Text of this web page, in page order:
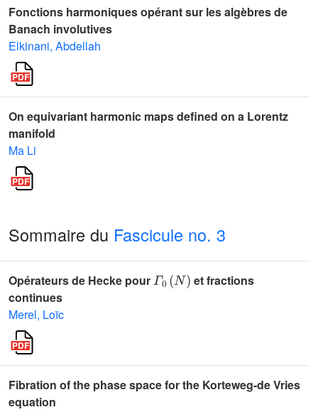
Fonctions harmoniques opérant sur les algèbres de
Banach involutives
Elkinani, Abdellah
On equivariant harmonic maps defined on a Lorentz
manifold
Ma Li
Sommaire du Fascicule no. 3
Opérateurs de Hecke pour
( )
et fractions
continues
Merel, Loïc
Fibration of the phase space for the Korteweg-de Vries
equation